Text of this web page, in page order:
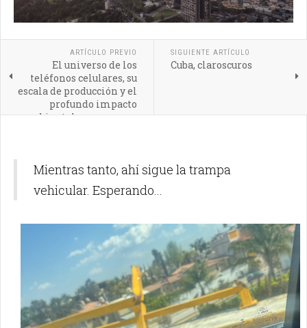
ARTÍCULO PREVIO
El universo de los
teléfonos celulares, su
escala de producción y el
profundo impacto
ambiental que generan
SIGUIENTE ARTÍCULO
Cuba, claroscuros
Mientras tanto, ahí sigue la trampa
vehicular. Esperando...